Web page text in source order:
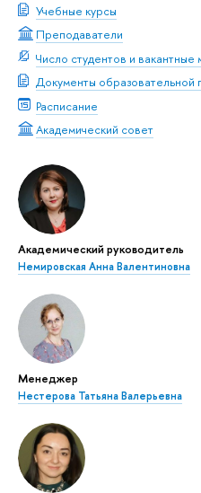
Учебные курсы
Преподаватели
Число студентов и вакантные
Документы образовательной
Расписание
Академический совет
Академический руководитель
Немировская Анна Валентиновна
Менеджер
Нестерова Татьяна Валерьевна